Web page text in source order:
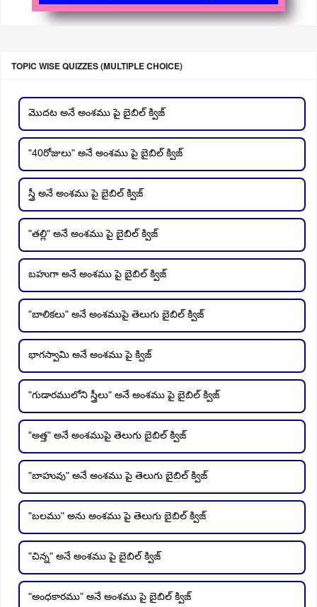
TOPIC WISE QUIZZES (MULTIPLE CHOICE)
మొదట అనే అంశము పై బైబిల్ క్విజ్
"40రోజులు" అనే అంశము పై బైబిల్ క్విజ్
స్త్రీ అనే అంశము పై బైబిల్ క్విజ్
"తల్లి" అనే అంశము పై బైబిల్ క్విజ్
బహుగా అనే అంశము పై బైబిల్ క్విజ్
"బాలికలు" అనే అంశముపై తెలుగు బైబిల్ క్విజ్
భాగస్వామి అనే అంశము పై క్విజ్
"గుడారములోని స్త్రీలు" అనే అంశము పై బైబిల్ క్విజ్
"అత్త" అనే అంశముపై తెలుగు బైబిల్ క్విజ్
"బాహువు" అనే అంశము పై తెలుగు బైబిల్ క్విజ్
"బలము" అను అంశము పై తెలుగు బైబిల్ క్విజ్
"చిన్న" అనే అంశము పై బైబిల్ క్విజ్
"అంధకారము" అనే అంశము పై బైబిల్ క్విజ్